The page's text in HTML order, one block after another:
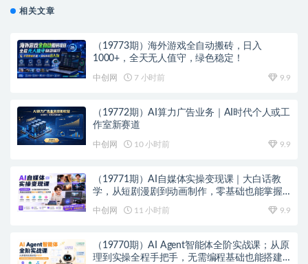
相关文章
（19773期）海外游戏全自动搬砖，日入
1000+，全天无人值守，绿色稳定！
中创网 7 小时前 9.9
（19772期）AI算力广告业务｜AI时代个人或工
作室新赛道
中创网 10 小时前 9.9
（19771期）AI自媒体实操变现课｜大白话教
学，从短剧漫剧到动画制作，零基础也能掌握
中创网 11 小时前 9.9
（19770期）AI Agent智能体全阶实战课；从原
理到实操全程手把手，无需编程基础也能搭建